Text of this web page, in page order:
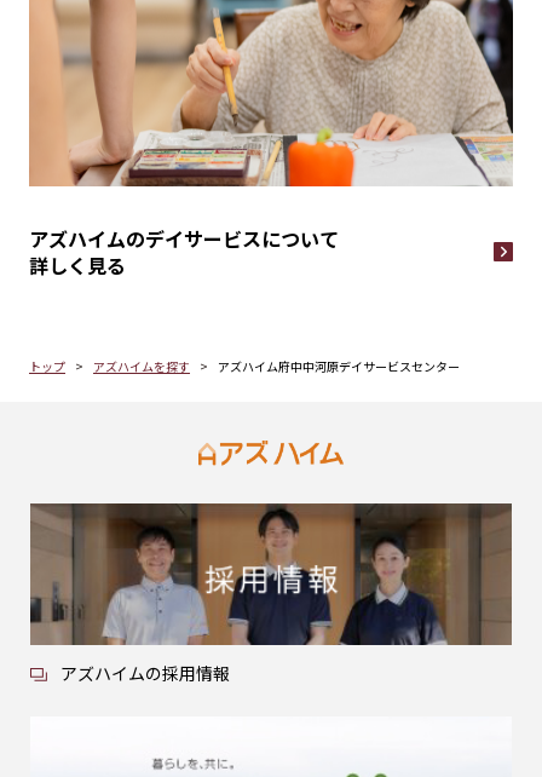
トップ アズハイムを探す アズハイム府中中河原デイサービスセンター
アズハイムのデイサービスについて
詳しく見る
アズハイムの採用情報